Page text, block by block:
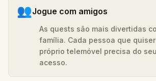
👥Jogue com amigos
As quests são mais divertidas
família. Cada pessoa que
próprio telemóvel precisa do
acesso.